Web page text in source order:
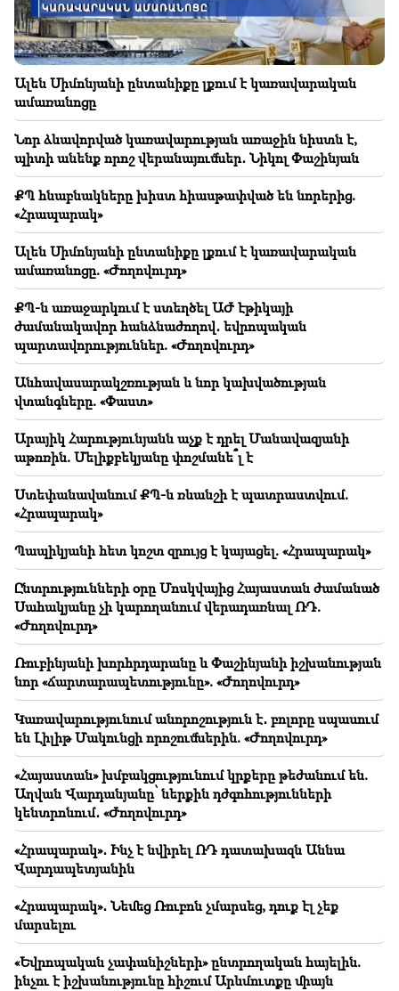
21:48
Երևանի ավտոբուսային երթուղիներում
փոփոխություններ են եղել
21:30
Զոհասեղանին երևանցու կյանքն է․ Վարդանյանը՝
Երևանի օդի որակի մասին (տեսանյութ)
21:16
Այս ձևով ինձ փորձում են լռեցնել, քանի որ ԱԺ-ում
դա նրանց չի հաջողվում․ Էդգար Ղազարյան
20:50
Կոչ ենք անում իշխանություններին առաջնորդվել
բացառապես օրինականության սկզբունքներով.
բարձրաստիճան հոգեւորականների
հայտարարությունը
20:30
Քոչարյանի, Սարգսյանի, Տեր-Պետրոսյանի
«ինադու». էս իշխանությունը հանուն երկրի ոչինչ չի
անում (տեսանյութ)
20:21
Եթե նման գործելակերպը շարունակվի ՌԴ-ն իր
զբոսաշրջիկներին խորհուրդ կտա չայցելել
Հայաստան. Մատվիենկո
20:05
Նոր մեղադրանք՝ Գագիկ Ծառուկյանին. Թրամփը
ընտրել է իր իրավահաջորդին (տեսանյութ)
19:46
Գումարը կհոսի այս կենդանակերպի նշանների
ձեռքը. ո՞վ կհարստանա
19:37 Կարևոր
Ազատություն Բաքվի բանտերում գտնվող բոլոր
հայերին․ Աբրահամյան
19:28 Կարևոր
Ձեր առաջնորդությամբ ՀՀ Կառավարությունը
կշարունակի կառուցողական դեր խաղալ
տարածաշրջանային խաղաղության գործում.
Գուտերեշը՝ Փաշինյանին
18:35
Ռուսաստանը պատրաստ է շարունակել
Հայաստանի երկաթուղիների կոնցեսիոն
կառավարումը. Օվերչուկ
Հայաստանյան ապրանքների՝ ՌԴ շուկա
արտահանման անհիմն սահմանափակումները
Ալեն Սիմոնյանի ընտանիքը լքում է կառավարական
ամառանոցը
Նոր ձևավորված կառավարության առաջին նիստն է,
պիտի անենք որոշ վերանայումներ․ Նիկոլ Փաշինյան
ՔՊ հնաբնակները խիստ հիասթափված են նորերից.
«Հրապարակ»
Ալեն Սիմոնյանի ընտանիքը լքում է կառավարական
ամառանոցը. «Ժողովուրդ»
ՔՊ-ն առաջարկում է ստեղծել ԱԺ էթիկայի
ժամանակավոր հանձնաժողով․ եվրոպական
պարտավորություններ. «Ժողովուրդ»
Անհավասարակշռության և նոր կախվածության
վտանգները. «Փաստ»
Արայիկ Հարությունյանն աչք է դրել Մանավազյանի
աթոռին. Մելիքբեկյանը փոշմանե՞լ է
Ստեփանավանում ՔՊ-ն ռևանշի է պատրաստվում.
«Հրապարակ»
Պապիկյանի հետ կոշտ զրույց է կայացել. «Հրապարակ»
Ընտրությունների օրը Մոսկվայից Հայաստան ժամանած
Սահակյանը չի կարողանում վերադառնալ ՌԴ.
«Ժողովուրդ»
Ռուբինյանի խորհրդարանը և Փաշինյանի իշխանության
նոր «ճարտարապետությունը». «Ժողովուրդ»
Կառավարությունում անորոշություն է․ բոլորը սպասում
են Լիլիթ Մակունցի որոշումներին. «Ժողովուրդ»
«Հայաստան» խմբակցությունում կրքերը թեժանում են.
Աղվան Վարդանյանը՝ ներքին դժգոհությունների
կենտրոնում․ «Ժողովուրդ»
«Հրապարակ»․ Ինչ է նվիրել ՌԴ դատախազն Աննա
Վարդապետյանին
«Հրապարակ»․ Նեմեց Ռուբոն չմարսեց, դուք էլ չեք
մարսելու
«Եվրոպական չափանիշների» ընտրողական հայելին.
ինչու է իշխանությունը հիշում Արևմուտքը միայն